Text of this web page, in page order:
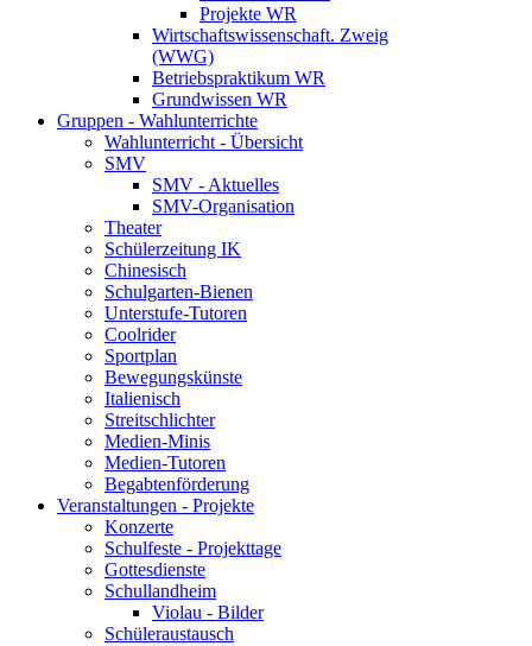
Projekte WR
Wirtschaftswissenschaft. Zweig
(WWG)
Betriebspraktikum WR
Grundwissen WR
Gruppen - Wahlunterrichte
Wahlunterricht - Übersicht
SMV
SMV - Aktuelles
SMV-Organisation
Theater
Schülerzeitung IK
Chinesisch
Schulgarten-Bienen
Unterstufe-Tutoren
Coolrider
Sportplan
Bewegungskünste
Italienisch
Streitschlichter
Medien-Minis
Medien-Tutoren
Begabtenförderung
Veranstaltungen - Projekte
Konzerte
Schulfeste - Projekttage
Gottesdienste
Schullandheim
Violau - Bilder
Schüleraustausch